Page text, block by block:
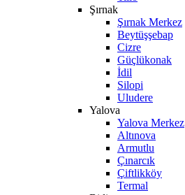
Şırnak
Şırnak Merkez
Beytüşşebap
Cizre
Güçlükonak
İdil
Silopi
Uludere
Yalova
Yalova Merkez
Altınova
Armutlu
Çınarcık
Çiftlikköy
Termal